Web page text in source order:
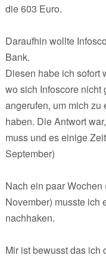
die 603 Euro.
Daraufhin wollte
Bank.
Diesen habe ich sofort
wo sich Infoscore nicht
angerufen, um mich
haben. Die Antwort
muss und es einige
September)
Nach ein paar
November) musste ich
nachhaken.
Mir ist bewusst das